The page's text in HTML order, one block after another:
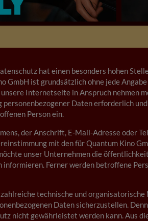
hat einen besonders hohen
ist grundsätzlich ohne jede
Internetseite in Anspruch nehmen
Daten erforderlich
Person ein.
der Anschrift, E-Mail-Adresse oder
mit den für Quantum Kino
unser Unternehmen die
Ferner werden betroffene
technische und
Daten sicherzustellen.
nicht gewährleistet werden kann. Aus